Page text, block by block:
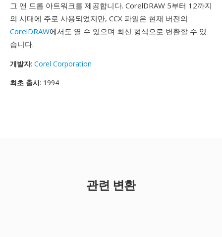
그 앤 드롭 아트워크를 제공합니다. CorelDRAW 5부터 12까지
의 시대에 주로 사용되었지만, CCX 파일은 현재 버전의
CorelDRAW에서도 열 수 있으며 최신 형식으로 변환할 수 있
습니다.
개발자: Corel Corporation
최초 출시: 1994
관련 변환